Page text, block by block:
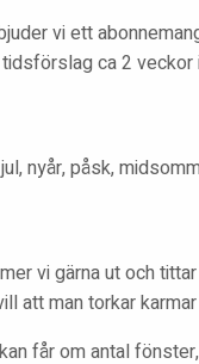
vi ett
ca 2 veckor
nyår, påsk,
vi gärna ut och
att man torkar
får om antal